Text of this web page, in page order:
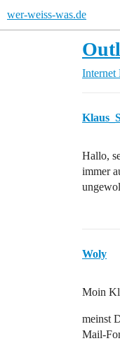
wer-weiss-was.de
Internet
Hallo,
immer
Woly
Moin
meinst
Mail-